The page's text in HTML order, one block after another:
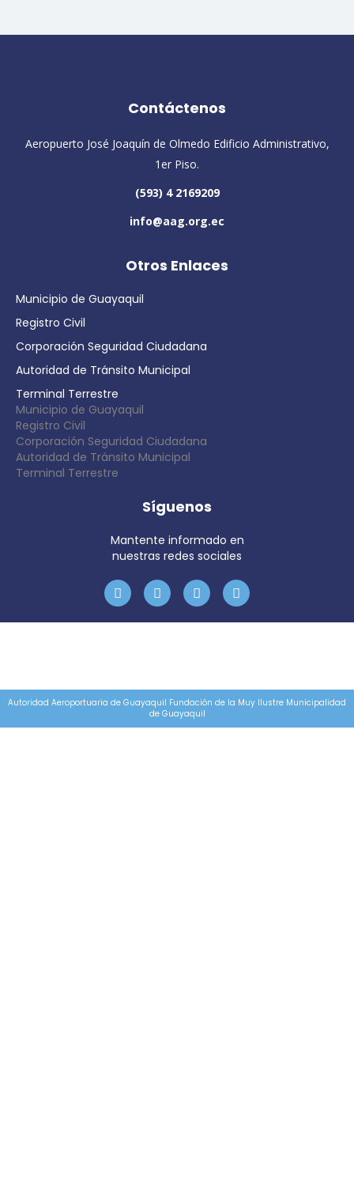
Contáctenos
Aeropuerto José Joaquín de Olmedo Edificio Administrativo,
1er Piso.
(593) 4 2169209
info@aag.org.ec
Otros Enlaces
Municipio de Guayaquil
Registro Civil
Corporación Seguridad Ciudadana
Autoridad de Tránsito Municipal
Terminal Terrestre
Municipio de Guayaquil
Registro Civil
Corporación Seguridad Ciudadana
Autoridad de Tránsito Municipal
Terminal Terrestre
Síguenos
Mantente informado en
nuestras redes sociales
Autoridad Aeroportuaria de Guayaquil Fundación de la Muy Ilustre Municipalidad
de Guayaquil